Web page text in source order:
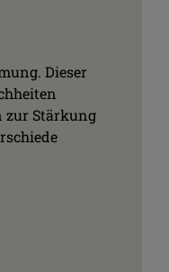
Dieser
zur Stärkung